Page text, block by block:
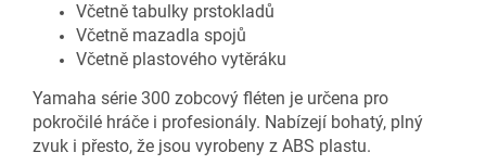
Včetně tabulky prstokladů
Včetně mazadla spojů
Včetně plastového vytěráku
Yamaha série 300 zobcový fléten je určena pro
pokročilé hráče i profesionály. Nabízejí bohatý, plný
zvuk i přesto, že jsou vyrobeny z ABS plastu.